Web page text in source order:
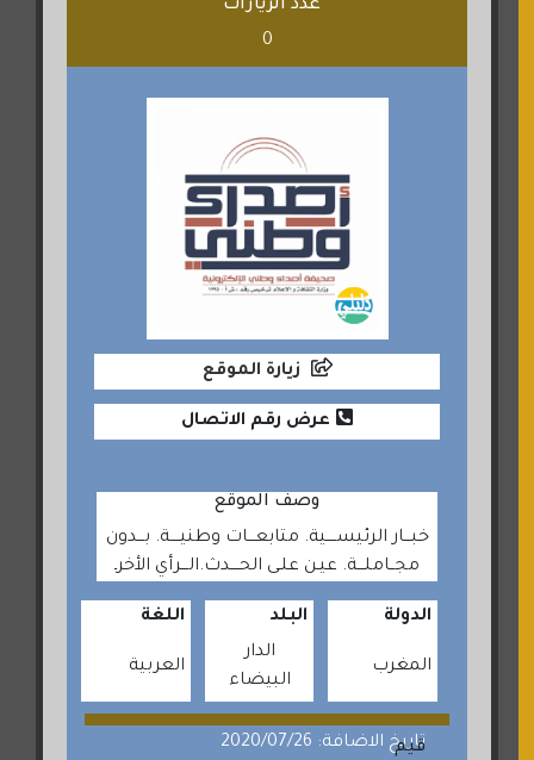
عدد الزيارات
0
زيارة الموقع
عرض رقم الاتصال
وصف الموقع
خبـــار الرئيســــية. متابعـــات وطنيــــة. بـــدون
مجــاملـــة. عيـن علـى الحــــدث.الـــرأي الأخرـ
الدولة
المغرب
البلد
الدار
البيضاء
اللغة
العربية
تاريخ الاضافة: 2020/07/26
قيم